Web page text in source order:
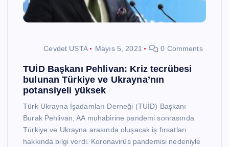
Cevdet USTA Mayıs 5, 2021 0 Comments
TUİD Başkanı Pehlivan: Kriz tecrübesi
bulunan Türkiye ve Ukrayna’nın
potansiyeli yüksek
Türk Ukrayna İşadamları Derneği (TUİD) Başkanı
Burak Pehlivan, AA muhabirine pandemi sonrasında
Türkiye ve Ukrayna arasında oluşacak iş fırsatları
hakkında bilgi verdi. Koronavirüs pandemisi nedeniyle